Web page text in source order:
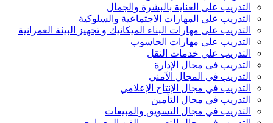
التدريب على العناية بالبشرة والجمال
التدريب على المهارات الاجتماعية والسلوكية
التدريب على مهارات البناء الميكانيك و تجهيز البيئة العمرانية
التدريب على مهارات الحاسوب
التدريب علي خدمات النقل
التدريب فى مجال الإدارة
التدريب في المجال الآمني
التدريب في مجال الإنتاج الإعلامي
التدريب في مجال التأمين
التدريب في مجال التسويق والمبيعات